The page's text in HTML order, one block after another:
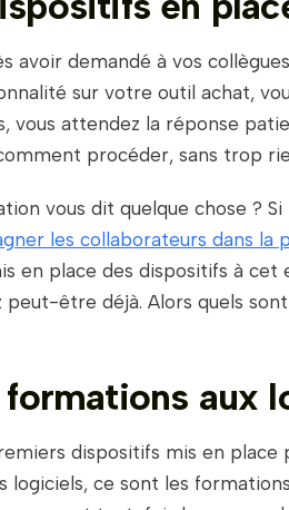
avoir demandé à vos
sur votre outil achat,
vous attendez la réponse
procéder, sans trop
vous dit quelque chose ?
les collaborateurs dans la
en place des dispositifs à cet
peut-être déjà. Alors quels
formations aux
dispositifs mis en
logiciels, ce sont les